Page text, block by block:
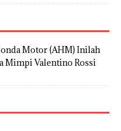
Motor (AHM) Inilah
Mimpi Valentino Rossi